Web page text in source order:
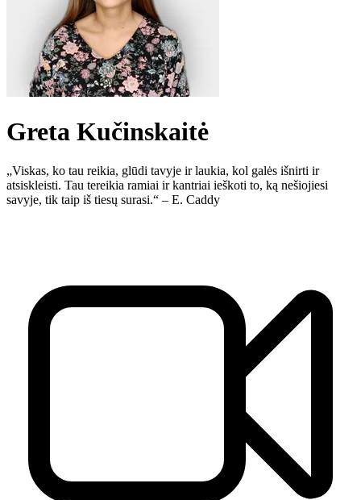
Greta Kučinskaitė
„Viskas, ko tau reikia, glūdi tavyje ir laukia, kol galės išnirti ir
atsiskleisti. Tau tereikia ramiai ir kantriai ieškoti to, ką nešiojiesi
savyje, tik taip iš tiesų surasi.“ – E. Caddy